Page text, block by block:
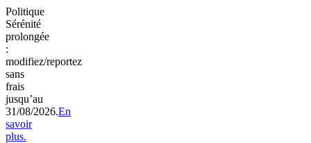
Politique
Sérénité
prolongée
:
modifiez/reportez
sans
frais
jusqu’au
31/08/2026.En
savoir
plus.